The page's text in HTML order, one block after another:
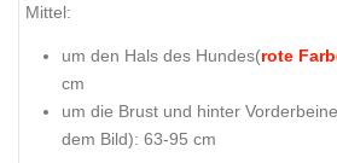
Mittel:
um den Hals des Hundes(rote
cm
um die Brust und hinter
dem Bild): 63-95 cm